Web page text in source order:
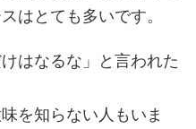
はとても多いです。
はなるな」と言われた
を知らない人もいま